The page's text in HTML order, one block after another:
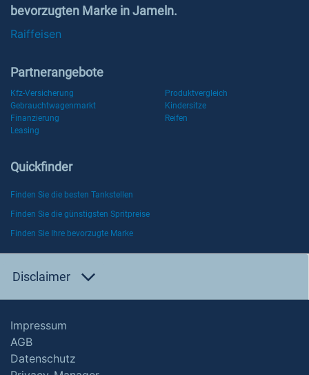
bevorzugten Marke in Jameln.
Raiffeisen
Partnerangebote
Kfz-Versicherung
Produktvergleich
Gebrauchtwagenmarkt
Kindersitze
Finanzierung
Reifen
Leasing
Quickfinder
Finden Sie die besten Tankstellen
Finden Sie die günstigsten Spritpreise
Finden Sie Ihre bevorzugte Marke
Disclaimer
Impressum
AGB
Datenschutz